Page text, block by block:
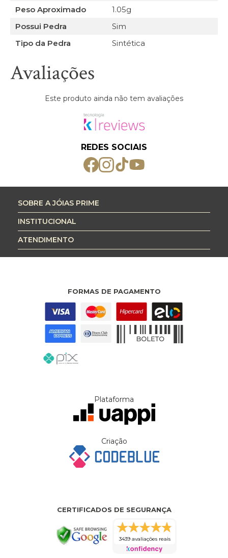
Peso Aproximado
1.05g
Possui Pedra
Sim
Tipo da Pedra
Sintética
Avaliações
Este produto ainda não tem avaliações
REDES SOCIAIS
SOBRE A JÓIAS PRIME
INSTITUCIONAL
ATENDIMENTO
FORMAS DE PAGAMENTO
Plataforma
Criação
CERTIFICADOS DE SEGURANÇA
3439 avaliações reais